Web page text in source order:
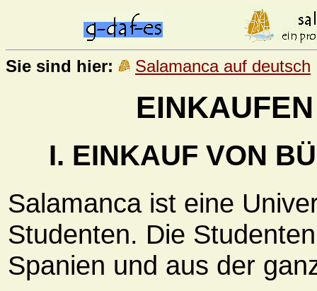
Sie sind hier: Salamanca auf deutsch
I. EINKAUF VON
Salamanca ist eine
Studenten. Die
Spanien und aus der